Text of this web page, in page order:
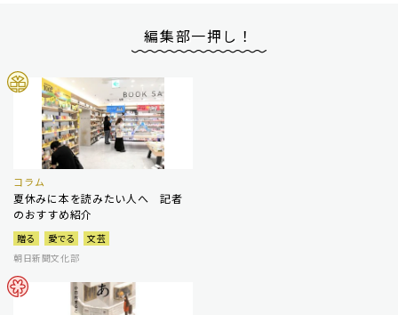
編集部一押し！
コラム
夏休みに本を読みたい人へ 記者
のおすすめ紹介
贈る 愛でる
文芸
朝日新聞文化部